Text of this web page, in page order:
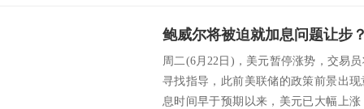
周二(6月22日)，美元暂停涨势，交易
寻找指导，此前美联储的政策前景出
息时间早于预期以来，美元已大幅上